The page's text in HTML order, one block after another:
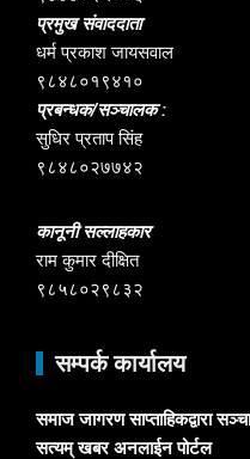
प्रमुख संवाददाता
धर्म प्रकाश जायसवाल
९८४८०१९४१०
प्रबन्धक/सञ्चालक :
सुधिर प्रताप सिंह
९८४८०२७७४२
कानूनी सल्लाहकार
राम कुमार दीक्षित
९८५८०२९८३२
सम्पर्क कार्यालय
समाज जागरण साप्ताहिकद्वारा
सत्यम् खबर अनलाईन पोर्टल